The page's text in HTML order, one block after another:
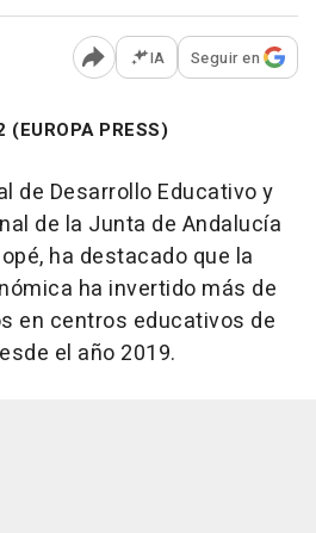
Abrir opciones para
IA Seguir en
(EUROPA PRESS)
de Desarrollo Educativo y
de la Junta de Andalucía
ha destacado que la
ha invertido más de
en centros educativos de
el año 2019.